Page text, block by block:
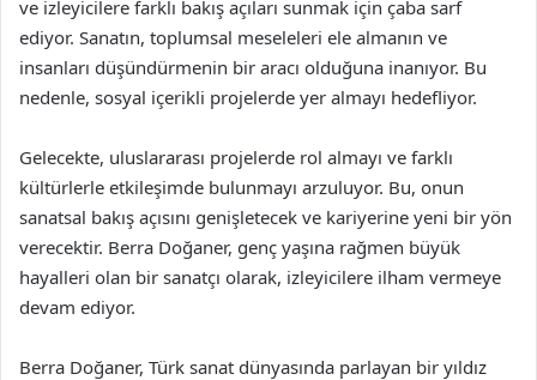
ve izleyicilere farklı bakış açıları sunmak için çaba sarf
ediyor. Sanatın, toplumsal meseleleri ele almanın ve
insanları düşündürmenin bir aracı olduğuna inanıyor. Bu
nedenle, sosyal içerikli projelerde yer almayı hedefliyor.
Gelecekte, uluslararası projelerde rol almayı ve farklı
kültürlerle etkileşimde bulunmayı arzuluyor. Bu, onun
sanatsal bakış açısını genişletecek ve kariyerine yeni bir yön
verecektir. Berra Doğaner, genç yaşına rağmen büyük
hayalleri olan bir sanatçı olarak, izleyicilere ilham vermeye
devam ediyor.
Berra Doğaner, Türk sanat dünyasında parlayan bir yıldız